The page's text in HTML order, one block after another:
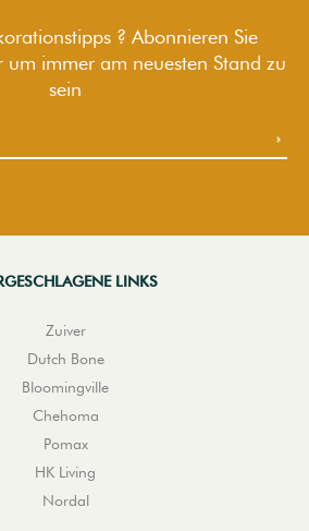
? Abonnieren Sie
um immer am neuesten Stand zu
sein
LINKS
Zuiver
Dutch Bone
Bloomingville
Chehoma
Pomax
HK Living
Nordal